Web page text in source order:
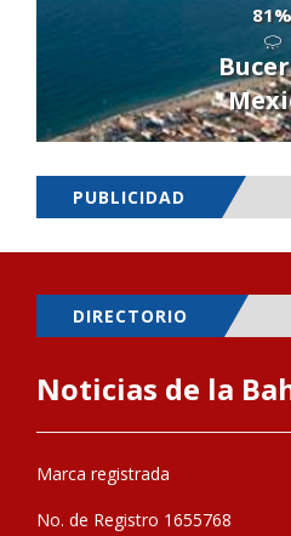
81%
PUBLICIDAD
DIRECTORIO
Noticias de la
Marca registrada
No. de Registro 1655768